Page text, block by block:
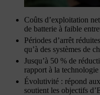
Coûts d’exploitation
de batterie à faible
Périodes d’arrêt
qu’à des systèmes de
Jusqu’à 50 % de
rapport à la technologie
Évolutivité : répond
soutient les objectifs